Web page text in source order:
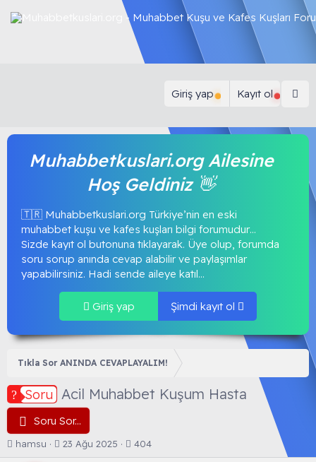
Giriş yap Kayıt ol
Muhabbetkuslari.org Ailesine
Hoş Geldiniz 👋
🇹🇷 Muhabbetkuslari.org Türkiye’nin en eski
muhabbet kuşu ve kafes kuşları bilgi forumudur…
Sizde kayıt ol butonuna tıklayarak. Üye olup, forumda
soru sorup anında cevap alabilir ve paylaşımlar
yapabilirsiniz. Hadi sende aileye katıl...
Giriş yap Şimdi kayıt ol
Tıkla Sor ANINDA CEVAPLAYALIM!
Soru Acil Muhabbet Kuşum Hasta
Soru Sor...
K
o
hamsu
B
a
23 Ağu 2025 404